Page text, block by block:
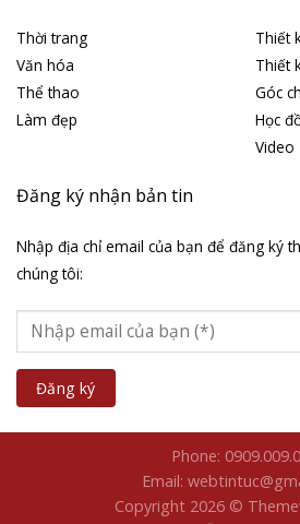
Thời trang
Văn hóa
Thể thao
Làm đẹp
Thiết
Thiết
Góc
Học
Video
Đăng ký nhận bản tin
Nhập địa chỉ email của bạn để đăng ký
chúng tôi:
Phone:
Email:
Copyright 2026 ©